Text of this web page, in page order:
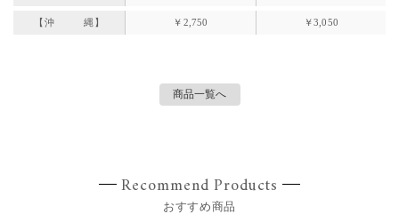
【沖 縄】 ￥2,750 ￥3,050
商品一覧へ
Recommend Products
おすすめ商品